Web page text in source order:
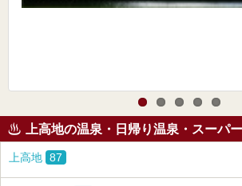
上高地の温泉・日帰り温泉・スーパ
上高地 87